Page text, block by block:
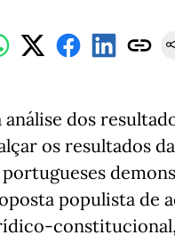
análise dos
os resultados
populista de
constitucional,